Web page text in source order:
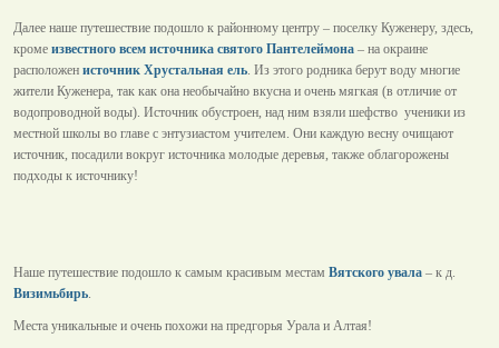
Далее наше путешествие подошло к районному центру – поселку Куженеру, здесь,
кроме известного всем источника святого Пантелеймона – на окраине
расположен источник Хрустальная ель. Из этого родника берут воду многие
жители Куженера, так как она необычайно вкусна и очень мягкая (в отличие от
водопроводной воды). Источник обустроен, над ним взяли шефство ученики из
местной школы во главе с энтузиастом учителем. Они каждую весну очищают
источник, посадили вокруг источника молодые деревья, также облагорожены
подходы к источнику!
Наше путешествие подошло к самым красивым местам Вятского увала – к д.
Визимьбирь.
Места уникальные и очень похожи на предгорья Урала и Алтая!